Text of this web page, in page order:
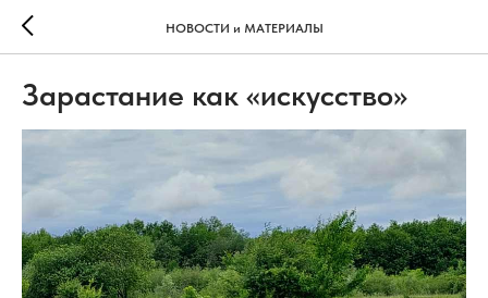
НОВОСТИ и МАТЕРИАЛЫ
Зарастание как «искусство»